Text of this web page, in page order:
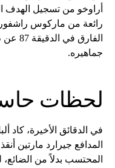
رائعة من ماركوس
جماهيره.
لحظات
في الدقائق الأخيرة، كاد
المدافع جيرارد مارتين
المحتسب بدلاً من